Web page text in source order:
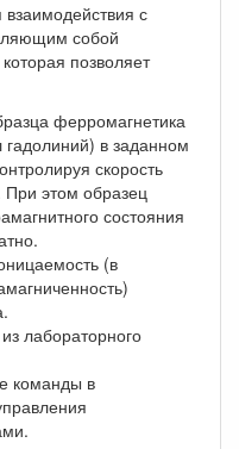
с
собой
позволяет
ферромагнетика
в заданном
скорость
этом образец
состояния
(в
лабораторного
команды в